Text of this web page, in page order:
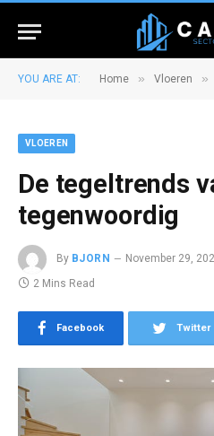
YOU ARE AT: Home » Vloeren »
VLOEREN
De tegeltrends
tegenwoordig
By BJORN November 29,
2 Mins Read
Facebook Twitter